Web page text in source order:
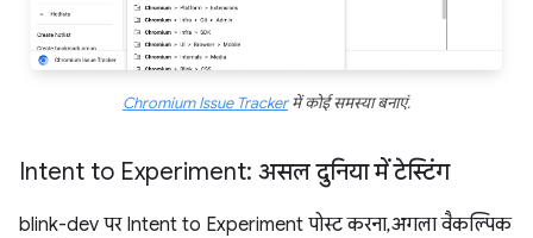
Chromium Issue Trackerमें कोई समस्या बनाएं.
Intent to Experiment: असल दुनिया में टेस्टिंग
blink-dev पर Intent to Experiment पोस्ट करना, अगला वैकल्पिक